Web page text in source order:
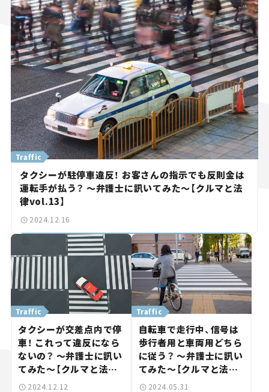
Traffic
タクシーが駐停車違反！ お客さんの指示でも反則金は
運転手が払う？ ～弁護士に訊いてみた～【クルマと法
律vol.13】
2024.12.16
Traffic
タクシーが交差点内で停
車！ これって違反になら
ないの？ ～弁護士に訊い
てみた～【クルマと法律
vol.12】
2024.12.12
Traffic
自転車で走行中、信号は
歩行者用と車両用どちら
に従う？ ～弁護士に訊い
てみた～【クルマと法律
vol.11】
2024.05.31